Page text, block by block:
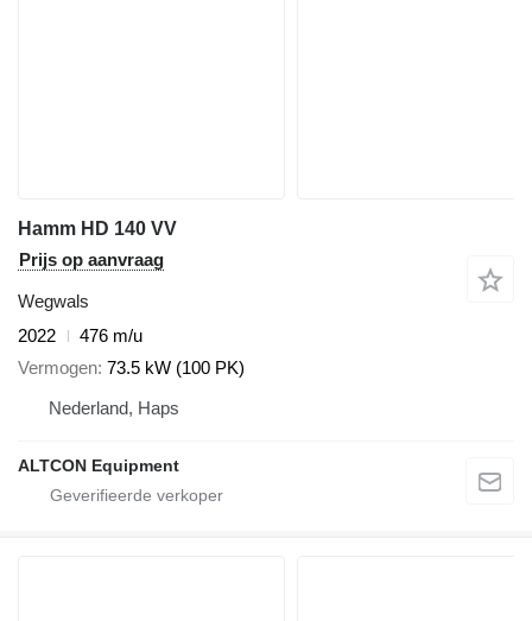
Hamm HD 140 VV
Prijs op aanvraag
Wegwals
2022
476 m/u
Vermogen 73.5 kW (100 PK)
Nederland, Haps
ALTCON Equipment